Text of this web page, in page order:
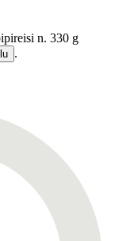
n. 330 g
.